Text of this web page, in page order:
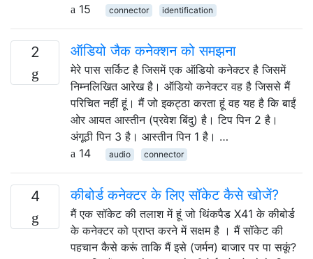
15
connector identification
2 ऑडियो जैक कनेक्शन को समझना
मेरे पास सर्किट है जिसमें एक ऑडियो कनेक्टर है जिसमें
निम्नलिखित आरेख है। ऑडियो कनेक्टर वह है जिससे मैं
परिचित नहीं हूं। मैं जो इकट्ठा करता हूं वह यह है कि बाईं
ओर आयत आस्तीन (प्रवेश बिंदु) है। टिप पिन 2 है।
अंगूठी पिन 3 है। आस्तीन पिन 1 है। …
14
audio connector
4 कीबोर्ड कनेक्टर के लिए सॉकेट कैसे खोजें?
मैं एक सॉकेट की तलाश में हूं जो थिंकपैड X41 के कीबोर्ड
के कनेक्टर को प्राप्त करने में सक्षम है । मैं सॉकेट की
पहचान कैसे करूं ताकि मैं इसे (जर्मन) बाजार पर पा सकूं?